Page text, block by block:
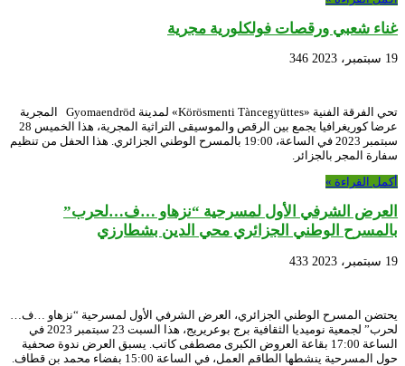
غناء شعبي ورقصات فولكلورية مجرية
19 سبتمبر، 2023 346
تحي الفرقة الفنية «Körösmenti Tàncegyüttes» لمدينة Gyomaendröd المجرية
عرضا كوريغرافيا يجمع بين الرقص والموسيقى التراثية المجرية، هذا الخميس 28
سبتمبر 2023 في الساعة، 19:00 بالمسرح الوطني الجزائري. هذا الحفل من تنظيم
سفارة المجر بالجزائر.
أكمل القراءة »
العرض الشرفي الأول لمسرحية “نزهاو …ف…لحرب”
بالمسرح الوطني الجزائري محي الدين بشطارزي
19 سبتمبر، 2023 433
يحتضن المسرح الوطني الجزائري، العرض الشرفي الأول لمسرحية “نزهاو …ف…
لحرب” لجمعية نوميديا الثقافية برج بوعريريج، هذا السبت 23 سبتمبر 2023 في
الساعة 17:00 بقاعة العروض الكبرى مصطفى كاتب. يسبق العرض ندوة صحفية
حول المسرحية ينشطها الطاقم العمل، في الساعة 15:00 بفضاء محمد بن قطاف.